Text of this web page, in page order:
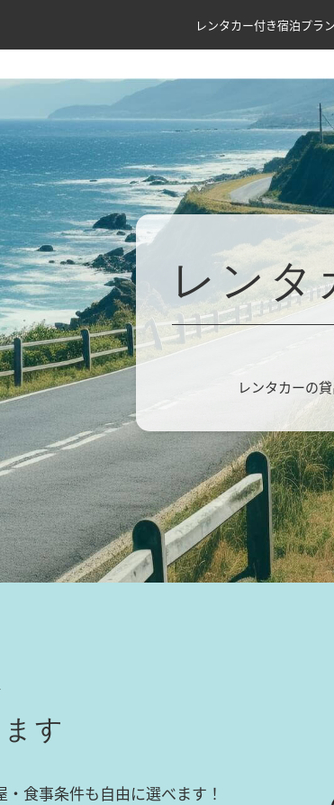
レンタカー付き宿泊プラ
レンタ
レンタカーの
す
食事条件も自由に選べます！